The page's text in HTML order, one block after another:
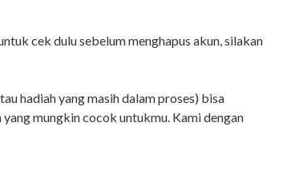
cek dulu sebelum menghapus akun, silakan
hadiah yang masih dalam proses) bisa
mungkin cocok untukmu. Kami dengan